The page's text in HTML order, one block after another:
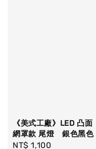
《美式工廠》LED 凸面
網罩款 尾燈 銀色黑色
Regular
NT$ 1,100